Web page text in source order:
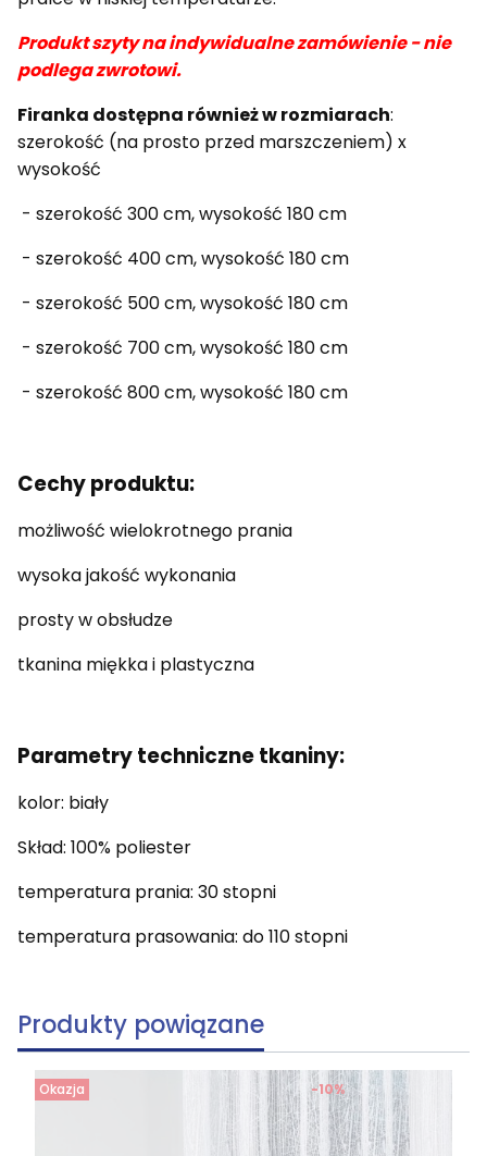
Produkt szyty na indywidualne zamówienie - nie
podlega zwrotowi.
Firanka dostępna również w rozmiarach:
szerokość (na prosto przed marszczeniem) x
wysokość
- szerokość 300 cm, wysokość 180 cm
- szerokość 400 cm, wysokość 180 cm
- szerokość 500 cm, wysokość 180 cm
- szerokość 700 cm, wysokość 180 cm
- szerokość 800 cm, wysokość 180 cm
Cechy produktu:
możliwość wielokrotnego prania
wysoka jakość wykonania
prosty w obsłudze
tkanina miękka i plastyczna
Parametry techniczne tkaniny:
kolor: biały
Skład: 100% poliester
temperatura prania: 30 stopni
temperatura prasowania: do 110 stopni
Produkty powiązane
Okazja -10%